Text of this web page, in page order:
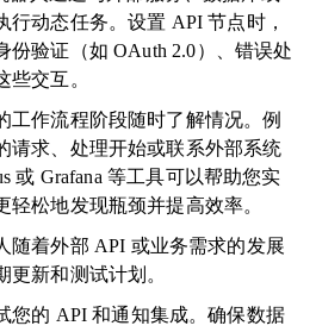
行动态任务。设置 API 节点时，
份验证（如 OAuth 2.0）、错误处
交互。
工作流程阶段随时了解情况。例
请求、处理开始或联系外部系统
或 Grafana 等工具可以帮助您实
松地发现瓶颈并提高效率。
随着外部 API 或业务需求的发展
新和测试计划。
您的 API 和通知集成。确保数据